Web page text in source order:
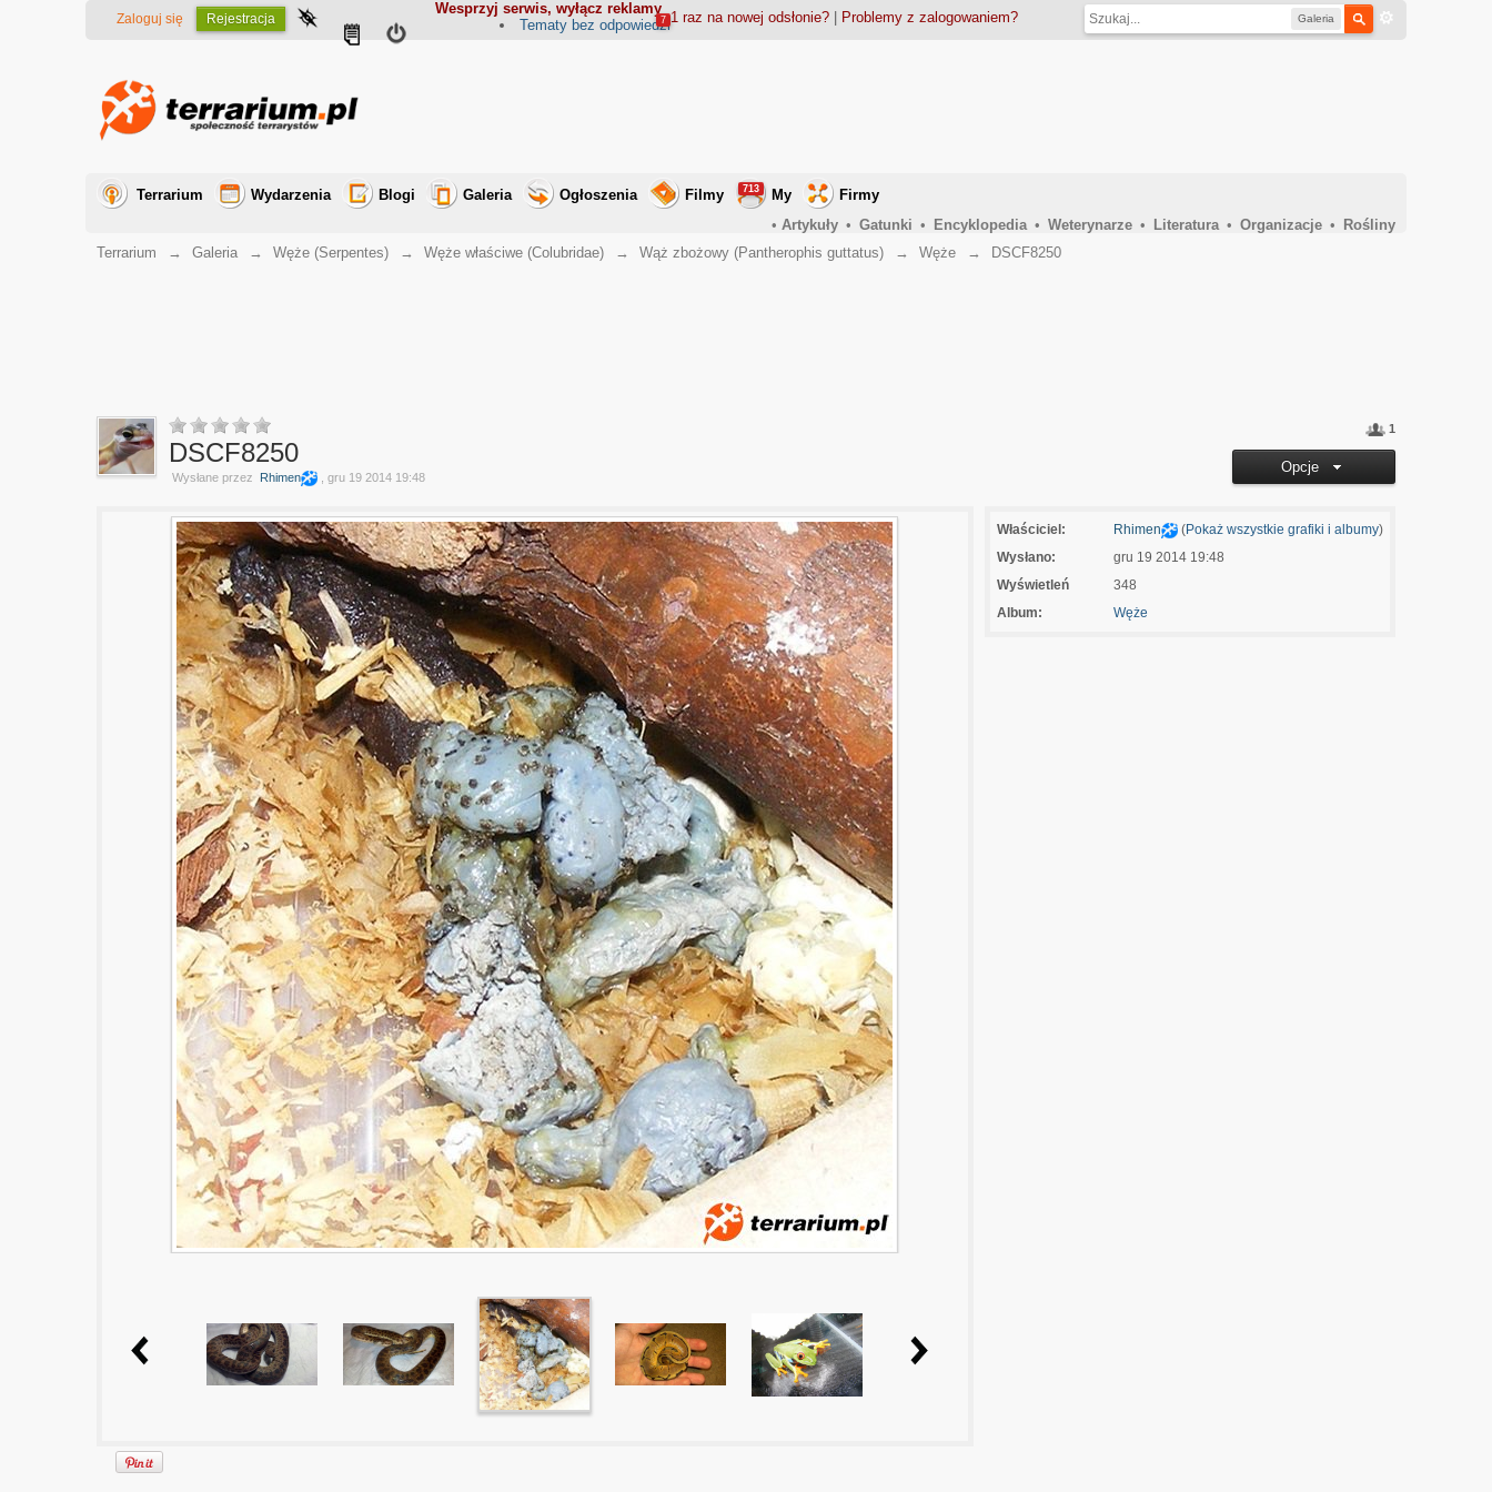
Wesprzyj serwis, wyłącz reklamy
Galeria
Zaloguj się Rejestracja 1 raz na nowej odsłonie?| Problemy z zalogowaniem?
Tematy bez odpowiedzi
7
Terrarium Wydarzenia Blogi Galeria Ogłoszenia Filmy My
713
Firmy
• Artykuły • Gatunki • Encyklopedia • Weterynarze • Literatura • Organizacje •
Rośliny
Terrarium
→ Galeria → Węże (Serpentes) → Węże właściwe (Colubridae) → Wąż zbożowy (Pantherophis guttatus) → Węże → DSCF8250
1
Opcje
DSCF8250
Wysłane przez Rhimen , gru 19 2014 19:48
Właściciel: Rhimen (Pokaż wszystkie grafiki i albumy)
Wysłano:
gru 19 2014 19:48
Wyświetleń
348
Album:
Węże